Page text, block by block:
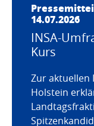
14.07.2026
INSA-
Kurs
Zur aktuellen
Holstein